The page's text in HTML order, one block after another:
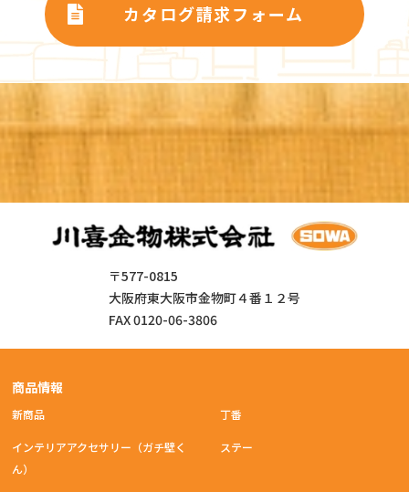
カタログ請求フォーム
〒577-0815
大阪府東大阪市金物町４番１２号
FAX 0120-06-3806
商品情報
新商品
インテリアアクセサリー（ガチ壁く
ん）
丁番
ステー